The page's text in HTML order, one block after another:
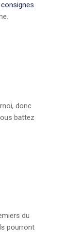
donc
battez
du
pourront